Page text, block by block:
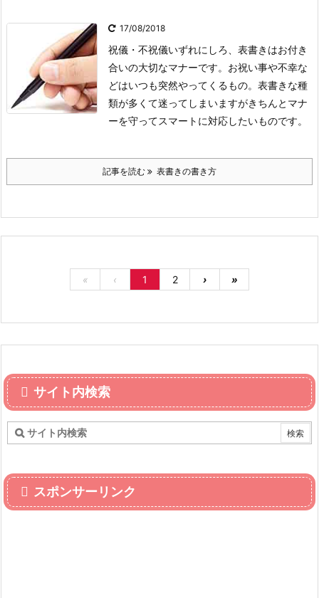
17/08/2018
祝儀・不祝儀いずれにしろ、表書きはお付き
合いの大切なマナーです。お祝い事や不幸な
どはいつも突然やってくるもの。表書きな種
類が多くて迷ってしまいますがきちんとマナ
ーを守ってスマートに対応したいものです。
記事を読む 表書きの書き方
« ‹ 1 2 › »
サイト内検索
スポンサーリンク